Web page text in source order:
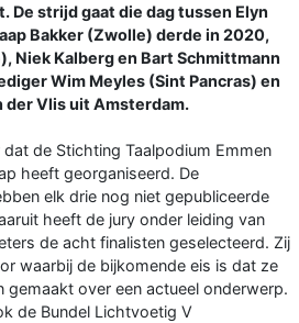
De strijd gaat die dag tussen Elyn
Bakker (Zwolle) derde in 2020,
Niek Kalberg en Bart Schmittmann
Wim Meyles (Sint Pancras) en
der Vlis uit Amsterdam.
de Stichting Taalpodium Emmen
heeft georganiseerd. De
elk drie nog niet gepubliceerde
heeft de jury onder leiding van
de acht finalisten geselecteerd. Zij
waarbij de bijkomende eis is dat ze
gemaakt over een actueel onderwerp.
de Bundel Lichtvoetig V